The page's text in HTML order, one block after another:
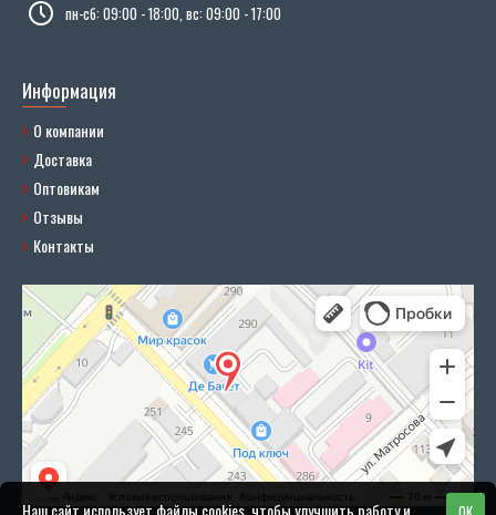
пн-сб: 09:00 - 18:00, вс: 09:00 - 17:00
Информация
О компании
Доставка
Оптовикам
Отзывы
Контакты
Наш сайт использует файлы cookies, чтобы улучшить работу и